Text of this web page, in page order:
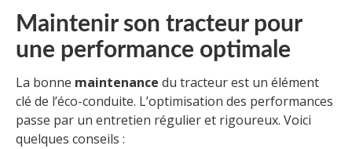
Maintenir son tracteur pour
une performance optimale
La bonne maintenance du tracteur est un élément
clé de l’éco-conduite. L’optimisation des performances
passe par un entretien régulier et rigoureux. Voici
quelques conseils :